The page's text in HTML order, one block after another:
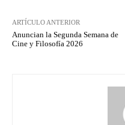
ARTÍCULO ANTERIOR
Anuncian la Segunda Semana de
Cine y Filosofía 2026